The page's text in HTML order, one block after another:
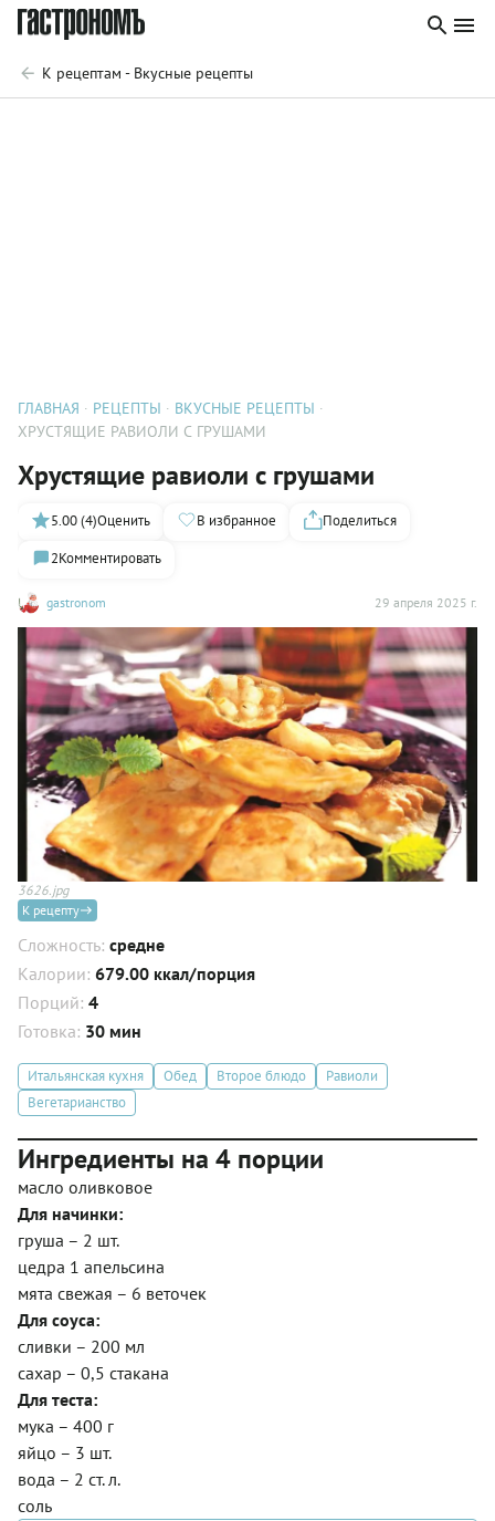
К рецептам - Вкусные рецепты
ГЛАВНАЯ РЕЦЕПТЫ
ВКУСНЫЕ РЕЦЕПТЫ
ХРУСТЯЩИЕ РАВИОЛИ С ГРУШАМИ
Хрустящие равиоли с грушами
gastronom 29 апреля 2025 г.
5.00 (4)Оценить В избранное
Поделиться
2Комментировать
3626.jpg
К рецепту
Сложность: средне
Калории: 679.00 ккал/порция
Порций: 4
Готовка: 30 мин
Итальянская кухня Обед Второе блюдо
Равиоли
Вегетарианство
Ингредиенты на 4 порции
масло оливковое
Для начинки:
груша – 2 шт.
цедра 1 апельсина
мята свежая – 6 веточек
Для соуса:
сливки – 200 мл
сахар – 0,5 стакана
Для теста:
мука – 400 г
яйцо – 3 шт.
вода – 2 ст. л.
соль